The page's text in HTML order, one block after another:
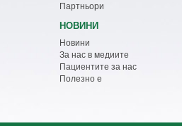
Партньори
НОВИНИ
Новини
За нас в медиите
Пациентите за нас
Полезно е